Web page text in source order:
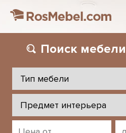
Поиск мебели